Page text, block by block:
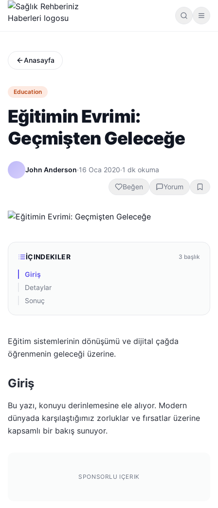
Anasayfa
Education
Eğitimin Evrimi:
Geçmişten Geleceğe
John Anderson·16 Oca 2020·1 dk okuma
Beğen Yorum
İÇINDEKILER 3 başlık
Giriş
Detaylar
Sonuç
Eğitim sistemlerinin dönüşümü ve dijital çağda
öğrenmenin geleceği üzerine.
Giriş
Bu yazı, konuyu derinlemesine ele alıyor. Modern
dünyada karşılaştığımız zorluklar ve fırsatlar üzerine
kapsamlı bir bakış sunuyor.
SPONSORLU IÇERIK